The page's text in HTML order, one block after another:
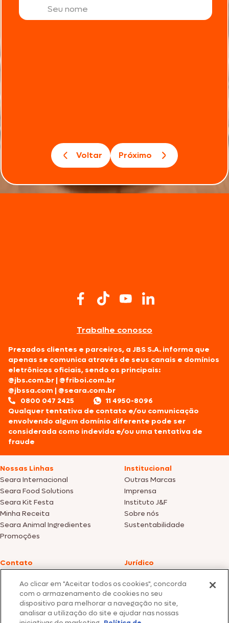
Voltar Próximo
Trabalhe conosco
Prezados clientes e parceiros, a JBS S.A. informa que
apenas se comunica através de seus canais e domínios
eletrônicos oficiais, sendo os principais:
@jbs.com.br |@friboi.com.br
@jbssa.com |@seara.com.br
0800 047 2425
11 4950-8096
Qualquer tentativa de contato e/ou comunicação
envolvendo algum domínio diferente pode ser
considerada como indevida e/ou uma tentativa de
fraude
Nossas Linhas
Seara Internacional
Seara Food Solutions
Seara Kit Festa
Minha Receita
Seara Animal Ingredientes
Promoções
Institucional
Outras Marcas
Imprensa
Instituto J&F
Sobre nós
Sustentabilidade
Contato
SAC: +55 0800 047 2425
Jurídico
Política de privacidade
Fotos meramente ilustrativas | Ofertas válidas enquanto durarem os
estoques dos nossos parceiros | Vendas sujeitas a análise e confirmação
Ao clicar em "Aceitar todos os cookies", concorda
com o armazenamento de cookies no seu
dispositivo para melhorar a navegação no site,
analisar a utilização do site e ajudar nas nossas